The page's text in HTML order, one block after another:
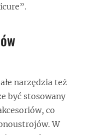
narzędzia też
być stosowany
co
W